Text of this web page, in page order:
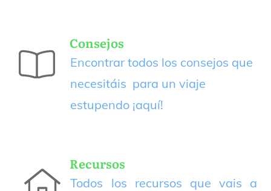
Consejos
Encontrar todos los consejos que
necesitáis para un viaje
estupendo ¡aquí!
Recursos
Todos los recursos que vais a